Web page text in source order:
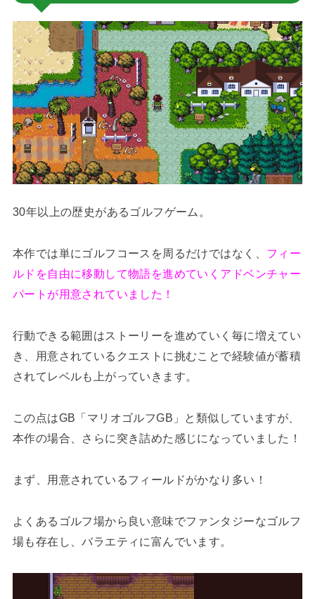
30年以上の歴史があるゴルフゲーム。
本作では単にゴルフコースを周るだけではなく、 フィー
ルドを自由に移動して物語を進めていくアドベンチャー
パートが用意されていました！
行動できる範囲はストーリーを進めていく毎に増えてい
き、用意されているクエストに挑むことで経験値が蓄積
されてレベルも上がっていきます。
この点はGB「マリオゴルフGB」と類似していますが、
本作の場合、さらに突き詰めた感じになっていました！
まず、用意されているフィールドがかなり多い！
よくあるゴルフ場から良い意味でファンタジーなゴルフ
場も存在し、バラエティに富んでいます。